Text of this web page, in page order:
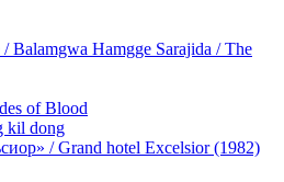
Balamgwa Hamgge Sarajida / The
of Blood
kil dong
/ Grand hotel Excelsior (1982)